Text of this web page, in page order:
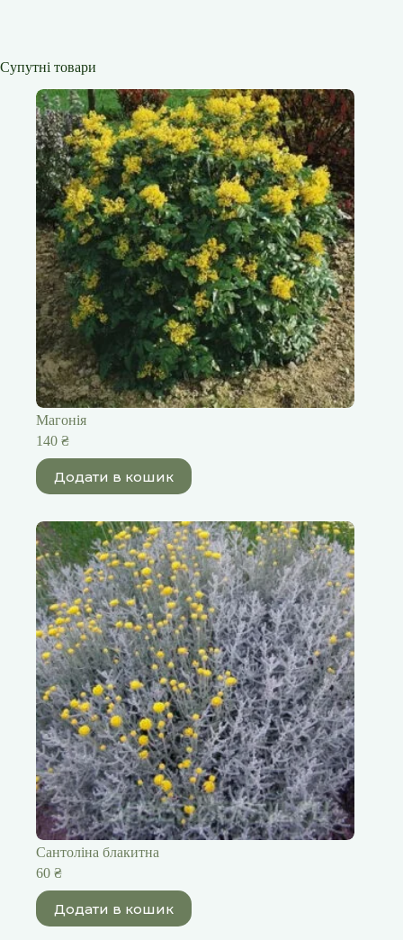
Супутні товари
Магонія
140 ₴
Додати в кошик
Сантоліна блакитна
60 ₴
Додати в кошик